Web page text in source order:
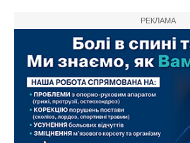
РЕКЛАМА